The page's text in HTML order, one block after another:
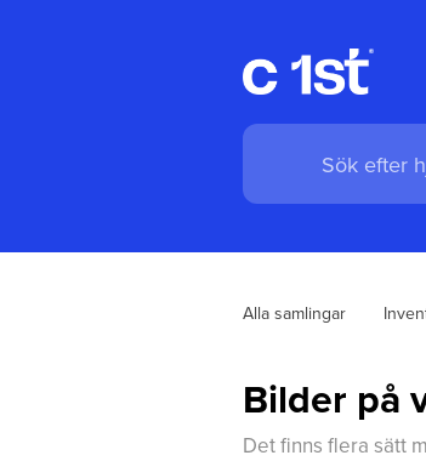
Alla samlingar
Bilder på
Det finns flera sätt